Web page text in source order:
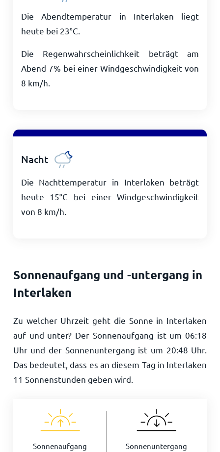
Die Abendtemperatur in Interlaken liegt
heute bei 23°C
Die Regenwahrscheinlichkeit beträgt am
Abend 7% bei einer Windgeschwindigkeit von
8 km/h
Nacht
Die Nachttemperatur in Interlaken beträgt
heute 15°C bei einer Windgeschwindigkeit
von 8 km/h
Sonnenaufgang und -untergang in
Interlaken
Zu welcher Uhrzeit geht die Sonne in Interlaken
auf und unter? Der Sonnenaufgang ist um06:18
Uhr und der Sonnenuntergang ist um 20:48 Uhr.
Das bedeutet, dass es an diesem Tag in Interlaken
11 Sonnenstunden geben wird.
Sonnenaufgang Sonnenuntergang